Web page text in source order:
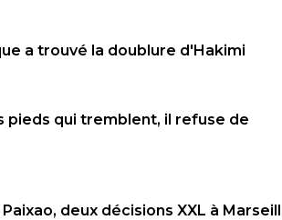
a trouvé la doublure d'Hakimi
pieds qui tremblent, il refuse de
deux décisions XXL à